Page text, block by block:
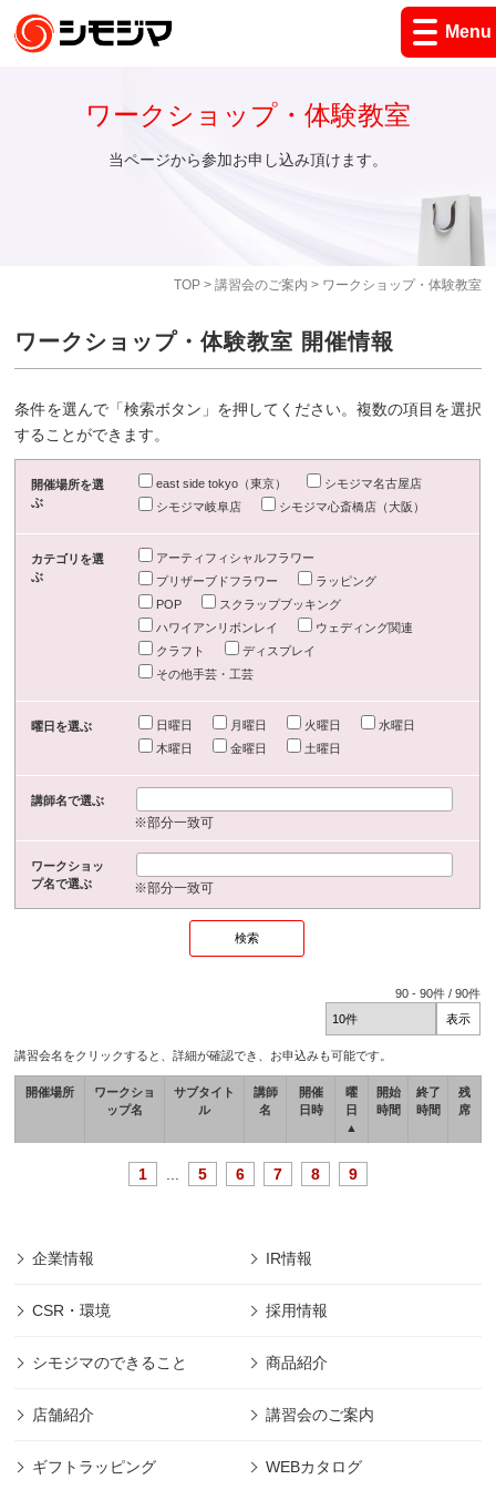
Menu
TOP> 講習会のご案内 > ワークショップ・体験教室
ワークショップ・体験教室
当ページから参加お申し込み頂けます。
ワークショップ・体験教室 開催情報
条件を選んで「検索ボタン」を押してください。複数の項目を選択
することができます。
開催場所を選
ぶ
east side tokyo（東京）
シモジマ名古屋店
シモジマ岐阜店
シモジマ心斎橋店（大阪）
カテゴリを選
ぶ
アーティフィシャルフラワー
プリザーブドフラワー
ラッピング
POP
スクラップブッキング
ハワイアンリボンレイ
ウェディング関連
クラフト
ディスプレイ
その他手芸・工芸
曜日を選ぶ 日曜日 月曜日 火曜日
水曜日
木曜日
金曜日 土曜日
講師名で選ぶ
※部分一致可
ワークショッ
プ名で選ぶ
※部分一致可
90 -90件 /90件
講習会名をクリックすると、詳細が確認でき、お申込みも可能です。
開催場所
ワークショ
ップ名
サブタイト
ル
講師
名
開催
日時
曜
日
▲
開始
時間
終了
時間
残
席
1 5 6 7 8 9
企業情報 IR情報
CSR・環境 採用情報
シモジマのできること 商品紹介
店舗紹介 講習会のご案内
ギフトラッピング WEBカタログ